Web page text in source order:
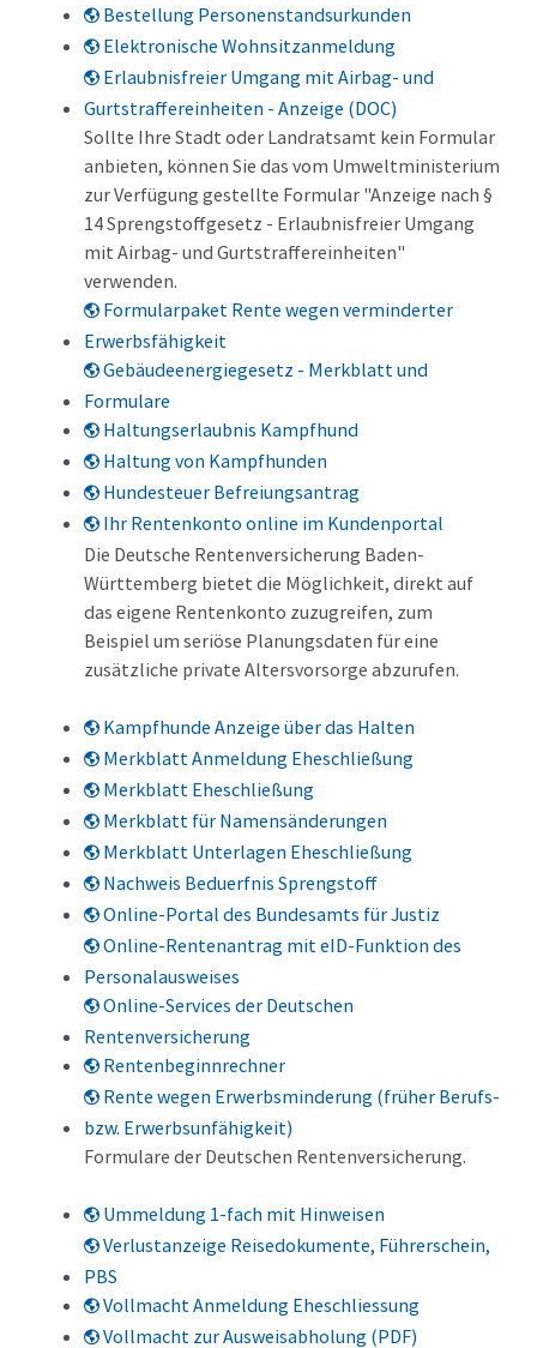
Bestellung Personenstandsurkunden
Elektronische Wohnsitzanmeldung
Erlaubnisfreier Umgang mit Airbag- und
Gurtstraffereinheiten - Anzeige (DOC)
Sollte Ihre Stadt oder Landratsamt kein Formular
anbieten, können Sie das vom Umweltministerium
zur Verfügung gestellte Formular "Anzeige nach §
14 Sprengstoffgesetz - Erlaubnisfreier Umgang
mit Airbag- und Gurtstraffereinheiten"
verwenden.
Formularpaket Rente wegen verminderter
Erwerbsfähigkeit
Gebäudeenergiegesetz - Merkblatt und
Formulare
Haltungserlaubnis Kampfhund
Haltung von Kampfhunden
Hundesteuer Befreiungsantrag
Ihr Rentenkonto online im Kundenportal
Die Deutsche Rentenversicherung Baden-
Württemberg bietet die Möglichkeit, direkt auf
das eigene Rentenkonto zuzugreifen, zum
Beispiel um seriöse Planungsdaten für eine
zusätzliche private Altersvorsorge abzurufen.
Kampfhunde Anzeige über das Halten
Merkblatt Anmeldung Eheschließung
Merkblatt Eheschließung
Merkblatt für Namensänderungen
Merkblatt Unterlagen Eheschließung
Nachweis Beduerfnis Sprengstoff
Online-Portal des Bundesamts für Justiz
Online-Rentenantrag mit eID-Funktion des
Personalausweises
Online-Services der Deutschen
Rentenversicherung
Rentenbeginnrechner
Rente wegen Erwerbsminderung (früher Berufs-
bzw. Erwerbsunfähigkeit)
Formulare der Deutschen Rentenversicherung.
Ummeldung 1-fach mit Hinweisen
Verlustanzeige Reisedokumente, Führerschein,
PBS
Vollmacht Anmeldung Eheschliessung
Vollmacht zur Ausweisabholung (PDF)